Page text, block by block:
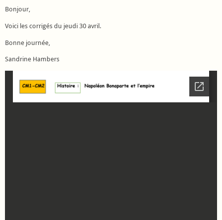
Bonjour,
Voici les corrigés du jeudi 30 avril.
Bonne journée,
Sandrine Hambers